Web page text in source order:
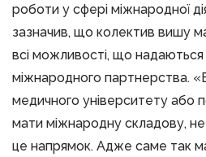
роботи у сфері міжнародної
зазначив, що колектив вишу
всі можливості, що
міжнародного партнерства.
медичного університету або
мати міжнародну складову,
це напрямок. Адже саме так